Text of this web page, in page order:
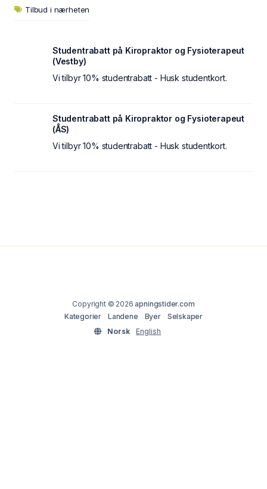
Tilbud i nærheten
Studentrabatt på Kiropraktor og Fysioterapeut
(Vestby)
Vi tilbyr 10% studentrabatt - Husk studentkort.
Studentrabatt på Kiropraktor og Fysioterapeut
(ÅS)
Vi tilbyr 10% studentrabatt - Husk studentkort.
Copyright © 2026apningstider.com
Kategorier
Landene Byer
Selskaper
Norsk
English